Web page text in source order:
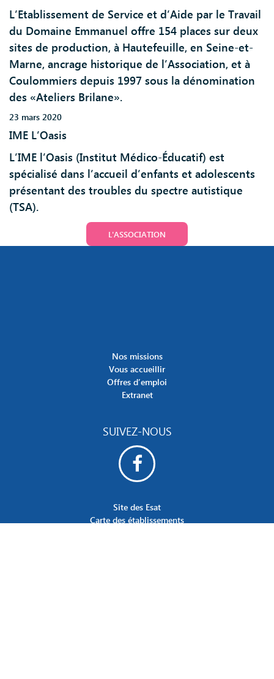
L’Etablissement de Service et d’Aide par le Travail
du Domaine Emmanuel offre 154 places sur deux
sites de production, à Hautefeuille, en Seine-et-
Marne, ancrage historique de l’Association, et à
Coulommiers depuis 1997 sous la dénomination
des «Ateliers Brilane».
23 mars 2020
IME L’Oasis
L’IME l’Oasis (Institut Médico-Éducatif) est
spécialisé dans l’accueil d’enfants et adolescents
présentant des troubles du spectre autistique
(TSA).
L'ASSOCIATION
Nos missions
Vous accueillir
Offres d’emploi
Extranet
SUIVEZ-NOUS
Site des Esat
Carte des établissements